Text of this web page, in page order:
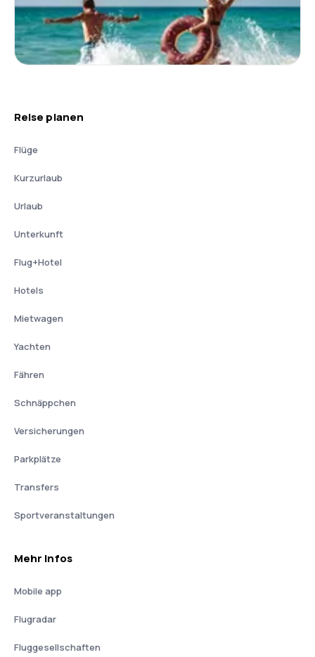
Reise planen
Flüge
Kurzurlaub
Urlaub
Unterkunft
Flug+Hotel
Hotels
Mietwagen
Yachten
Fähren
Schnäppchen
Versicherungen
Parkplätze
Transfers
Sportveranstaltungen
Mehr Infos
Mobile app
Flugradar
Fluggesellschaften